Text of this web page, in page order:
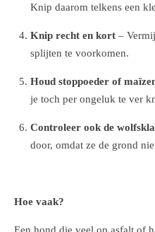
Knip daarom telkens een
Knip recht en kort–
splijten te voorkomen.
Houd stoppoeder of
je toch per ongeluk te ver
Controleer ook de
door, omdat ze de grond
Hoe vaak?
Een hond die veel op asfalt of